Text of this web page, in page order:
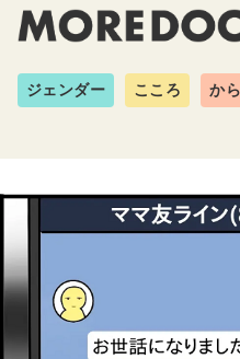
ジェンダー こころ か